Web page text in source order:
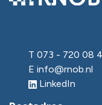
T 073 - 720 08
E info@rnob.nl
LinkedIn